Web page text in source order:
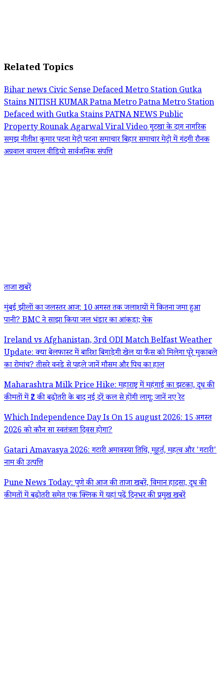
Related Topics
Bihar newsCivic SenseDefaced Metro StationGutka
StainsNITISH KUMARPatna MetroPatna Metro Station
Defaced with Gutka StainsPATNA NEWSPublic
PropertyRounak AgarwalViral Videoगुटखा के दागनागरिक
समझनीतीश कुमारपटना मेट्रोपटना समाचारबिहार समाचारमेट्रो में गंदगीरौनक
अग्रवालवायरल वीडियोसार्वजनिक संपत्ति
ताजा खबरें
मुंबई झीलों का जलस्तर आज: 10 अगस्त तक जलाशयों में कितना जमा हुआ
पानी? BMC ने साझा किया जल भंडार का आंकड़ा; चेक
Ireland vs Afghanistan, 3rd ODI Match Belfast Weather
Update: क्या बेलफास्ट में बारिश बिगाड़ेगी खेल या फैंस को मिलेगा पूरे मुकाबले
का रोमांच? तीसरे वनडे से पहले जानें मौसम और पिच का हाल
Maharashtra Milk Price Hike: महाराष्ट्र में महंगाई का झटका, दूध की
कीमतों में ₹2 की बढ़ोतरी के बाद नई दरें कल से होंगी लागू; जानें नए रेट
Which Independence Day Is On 15 august 2026: 15 अगस्त
2026 को कौन सा स्वतंत्रता दिवस होगा?
Gatari Amavasya 2026: गटारी अमावस्या तिथि, मुहूर्त, महत्व और 'गटारी'
नाम की उत्पत्ति
Pune News Today: पुणे की आज की ताजा खबरें, विमान हादसा, दूध की
कीमतों में बढ़ोतरी समेत एक क्लिक में यहां पढ़ें दिनभर की प्रमुख खबरें